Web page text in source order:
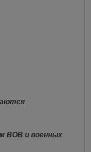
ВОВ и военных